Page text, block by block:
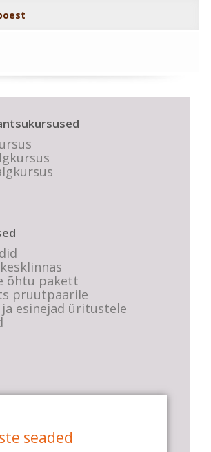
õhtu pakett
pruutpaarile
esinejad üritustele
seaded